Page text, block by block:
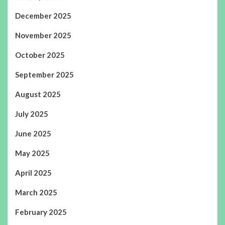
December 2025
November 2025
October 2025
September 2025
August 2025
July 2025
June 2025
May 2025
April 2025
March 2025
February 2025